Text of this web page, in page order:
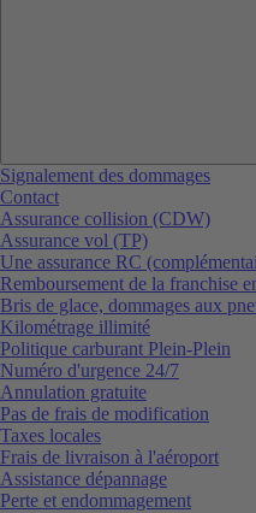
Signalement des dommages
Contact
Assurance collision (CDW)
Assurance vol (TP)
Une assurance RC
Remboursement de la franchise
Bris de glace, dommages aux
Kilométrage illimité
Politique carburant Plein-Plein
Numéro d'urgence 24/7
Annulation gratuite
Pas de frais de modification
Taxes locales
Frais de livraison à l'aéroport
Assistance dépannage
Perte et endommagement